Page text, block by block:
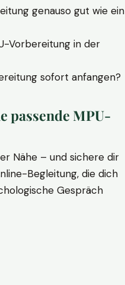
genauso gut wie ein
Vorbereitung in der
sofort anfangen?
passende MPU-
Nähe – und sichere dir
Begleitung, die dich
Gespräch